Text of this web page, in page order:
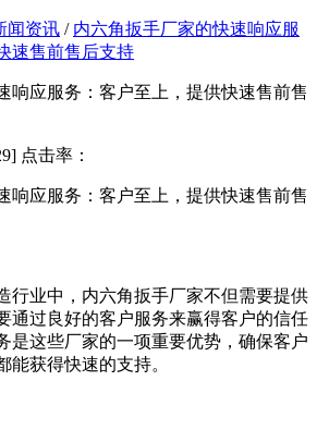
闻资讯 / 内六角扳手厂家的快速响应服
速售前售后支持
响应服务：客户至上，提供快速售前售
点击率：
响应服务：客户至上，提供快速售前售
行业中，内六角扳手厂家不但需要提供
通过良好的客户服务来赢得客户的信任
是这些厂家的一项重要优势，确保客户
能获得快速的支持。